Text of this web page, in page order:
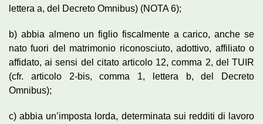
lettera a, del Decreto Omnibus) (NOTA 6);
b) abbia almeno un figlio fiscalmente a carico, anche se
nato fuori del matrimonio riconosciuto, adottivo, affiliato o
affidato, ai sensi del citato articolo 12, comma 2, del TUIR
(cfr. articolo 2-bis, comma 1, lettera b, del Decreto
Omnibus);
c) abbia un’imposta lorda, determinata sui redditi di lavoro